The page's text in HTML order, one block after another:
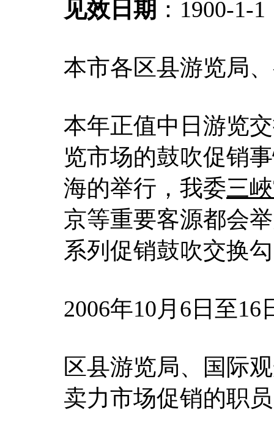
见效日期 ：1900-1-1
本市各区县游览局
本年正值中日游览
览市场的鼓吹促销
海的举行，我委三
京等重要客源都会
系列促销鼓吹交换
2006年10月6日至
区县游览局、国际
卖力市场促销的职